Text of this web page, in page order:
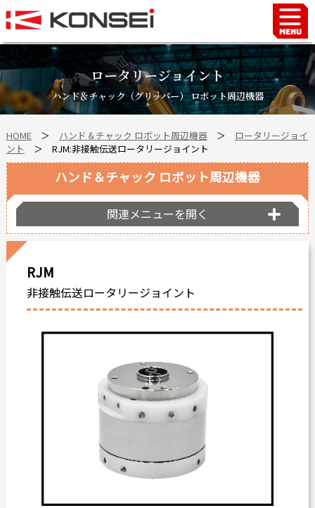
ロータリージョイント
ハンド＆チャック（グリッパー） ロボット周辺機器
HOME＞ ハンド＆チャック ロボット周辺機器＞ ロータリージョイ
ント
＞ RJM:非接触伝送ロータリージョイント
RJM
非接触伝送ロータリージョイント
ハンド＆チャック ロボット周辺機器
関連メニューを開く
Home
ハンド＆チャックロボット周辺機器
FAシステム
スマートファクトリーLabo
自動車部品
企業情報
会社沿革
海外拠点
個人情報の取り扱い
最新情報
カタログダウンロード
お問い合わせ